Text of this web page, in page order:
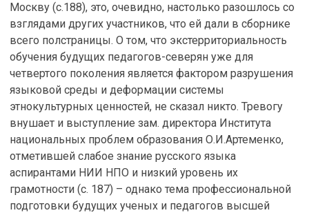
Москву (с.188), это, очевидно, настолько разошлось со
взглядами других участников, что ей дали в сборнике
всего полстраницы. О том, что экстерриториальность
обучения будущих педагогов-северян уже для
четвертого поколения является фактором разрушения
языковой среды и деформации системы
этнокультурных ценностей, не сказал никто. Тревогу
внушает и выступление зам. директора Института
национальных проблем образования О.И.Артеменко,
отметившей слабое знание русского языка
аспирантами НИИ НПО и низкий уровень их
грамотности (с. 187) – однако тема профессиональной
подготовки будущих ученых и педагогов высшей